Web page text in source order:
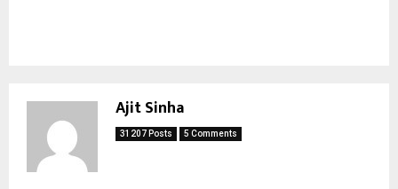
Ajit Sinha
31207 Posts 5 Comments